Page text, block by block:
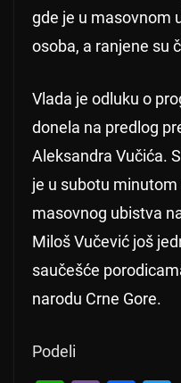
gde je u masovnom
osoba, a ranjene su
Vlada je odluku o
donela na predlog
Aleksandra Vučića.
je u subotu
masovnog ubistva
Miloš Vučević još
saučešće
narodu Crne Gore.
Podeli